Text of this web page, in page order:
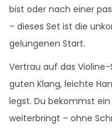
bist oder nach einer
– dieses Set ist die
gelungenen Start.
Vertrau auf das
guten Klang, leichte
legst. Du bekommst
weiterbringt – ohne